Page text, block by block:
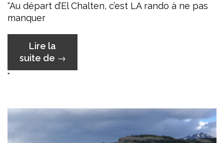
Au départ d’El Chalten, c’est LA rando à ne pas
manquer
Lire la
suite de « Fitz
Roy »
→